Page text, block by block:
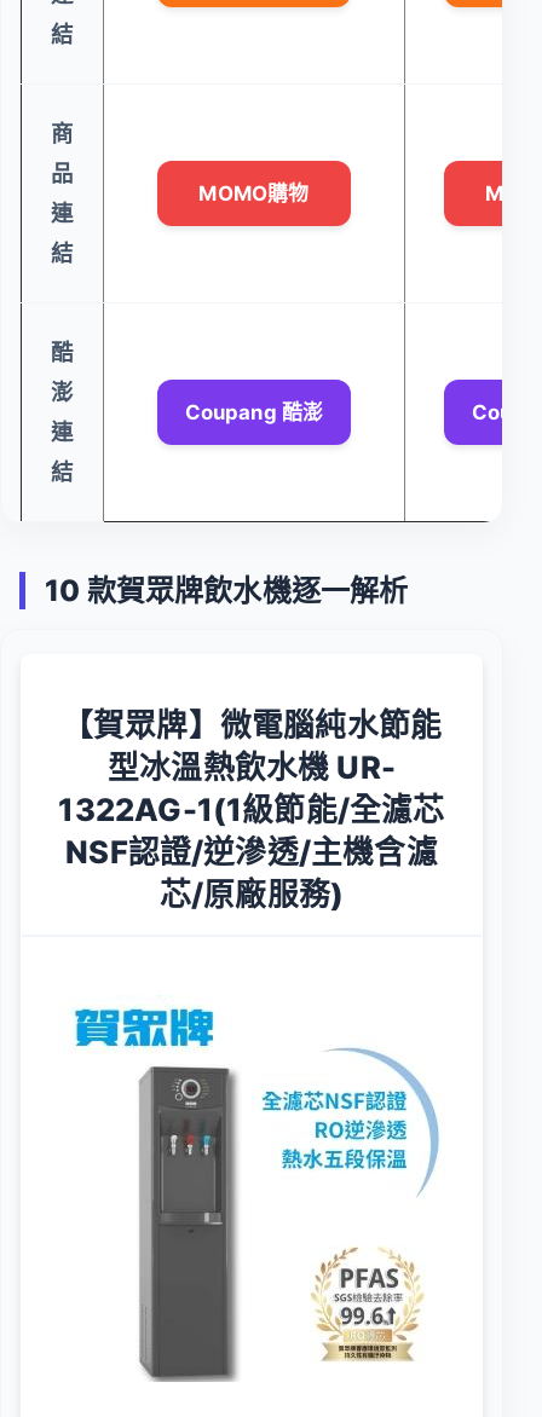
結
商
品
連
結
MOMO購物
酷
澎
連
結
Coupang 酷澎
10 款賀眾牌飲水機逐一解析
【賀眾牌】微電腦純水節能
型冰溫熱飲水機 UR-
1322AG-1(1級節能/全濾芯
NSF認證/逆滲透/主機含濾
芯/原廠服務)